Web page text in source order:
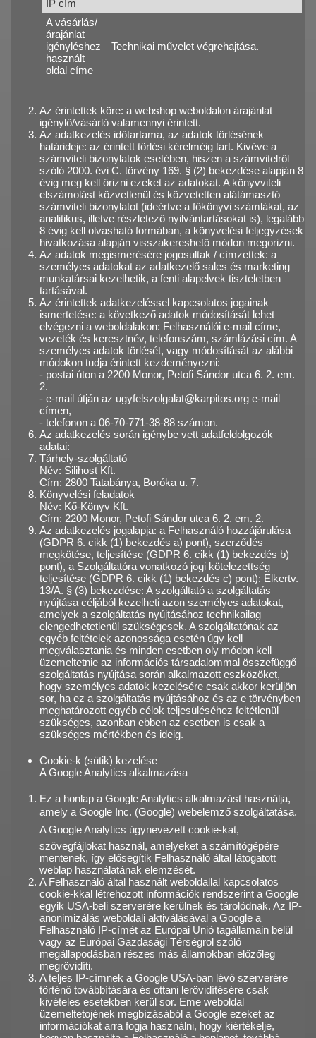
IP cím
A vásárlás/
árajánlat
igényléshez
használt
oldal címe
Technikai művelet végrehajtása.
Az érintettek köre: a webshop weboldalon árajánlat
igénylő/vásárló valamennyi érintett.
Az adatkezelés időtartama, az adatok törlésének
határideje: az érintett törlési kérelméig tart. Kivéve a
számviteli bizonylatok esetében, hiszen a számvitelről
szóló 2000. évi C. törvény 169. § (2) bekezdése alapján 8
évig meg kell őrizni ezeket az adatokat. A könyvviteli
elszámolást közvetlenül és közvetetten alátámasztó
számviteli bizonylatot (ideértve a főkönyvi számlákat, az
analitikus, illetve részletező nyilvántartásokat is), legalább
8 évig kell olvasható formában, a könyvelési feljegyzések
hivatkozása alapján visszakereshető módon megorizni.
Az adatok megismerésére jogosultak / címzettek: a
személyes adatokat az adatkezelő sales és marketing
munkatársai kezelhetik, a fenti alapelvek tiszteletben
tartásával.
Az érintettek adatkezeléssel kapcsolatos jogainak
ismertetése: a következő adatok módosítását lehet
elvégezni a weboldalakon: Felhasználói e-mail címe,
vezeték és keresztnév, telefonszám, számlázási cím. A
személyes adatok törlését, vagy módosítását az alábbi
módokon tudja érintett kezdeményezni:
- postai úton a 2200 Monor, Petofi Sándor utca 6. 2. em.
2.
- e-mail útján az ugyfelszolgalat@karpitos.org e-mail
címen,
- telefonon a 06-70-771-38-88 számon.
Az adatkezelés során igénybe vett adatfeldolgozók
adatai:
Tárhely-szolgáltató
Név: Silihost Kft.
Cím: 2800 Tatabánya, Boróka u. 7.
Könyvelési feladatok
Név: Kő-Könyv Kft.
Cím: 2200 Monor, Petofi Sándor utca 6. 2. em. 2.
Az adatkezelés jogalapja: a Felhasználó hozzájárulása
(GDPR 6. cikk (1) bekezdés a) pont), szerződés
megkötése, teljesítése (GDPR 6. cikk (1) bekezdés b)
pont), a Szolgáltatóra vonatkozó jogi kötelezettség
teljesítése (GDPR 6. cikk (1) bekezdés c) pont): Elkertv.
13/A. § (3) bekezdése: A szolgáltató a szolgáltatás
nyújtása céljából kezelheti azon személyes adatokat,
amelyek a szolgáltatás nyújtásához technikailag
elengedhetetlenül szükségesek. A szolgáltatónak az
egyéb feltételek azonossága esetén úgy kell
megválasztania és minden esetben oly módon kell
üzemeltetnie az információs társadalommal összefüggő
szolgáltatás nyújtása során alkalmazott eszközöket,
hogy személyes adatok kezelésére csak akkor kerüljön
sor, ha ez a szolgáltatás nyújtásához és az e törvényben
meghatározott egyéb célok teljesüléséhez feltétlenül
szükséges, azonban ebben az esetben is csak a
szükséges mértékben és ideig.
Cookie-k (sütik) kezelése
A Google Analytics alkalmazása
Ez a honlap a Google Analytics alkalmazást használja,
amely a Google Inc. (Google) webelemző szolgáltatása.
A Google Analytics úgynevezett cookie-kat,
szövegfájlokat használ, amelyeket a számítógépére
mentenek, így elősegítik Felhasználó által látogatott
weblap használatának elemzését.
A Felhasználó által használt weboldallal kapcsolatos
cookie-kkal létrehozott információk rendszerint a Google
egyik USA-beli szerverére kerülnek és tárolódnak. Az IP-
anonimizálás weboldali aktiválásával a Google a
Felhasználó IP-címét az Európai Unió tagállamain belül
vagy az Európai Gazdasági Térségrol szóló
megállapodásban részes más államokban előzőleg
megrövidíti.
A teljes IP-címnek a Google USA-ban lévő szerverére
történő továbbítására és ottani lerövidítésére csak
kivételes esetekben kerül sor. Eme weboldal
üzemeltetojének megbízásából a Google ezeket az
információkat arra fogja használni, hogy kiértékelje,